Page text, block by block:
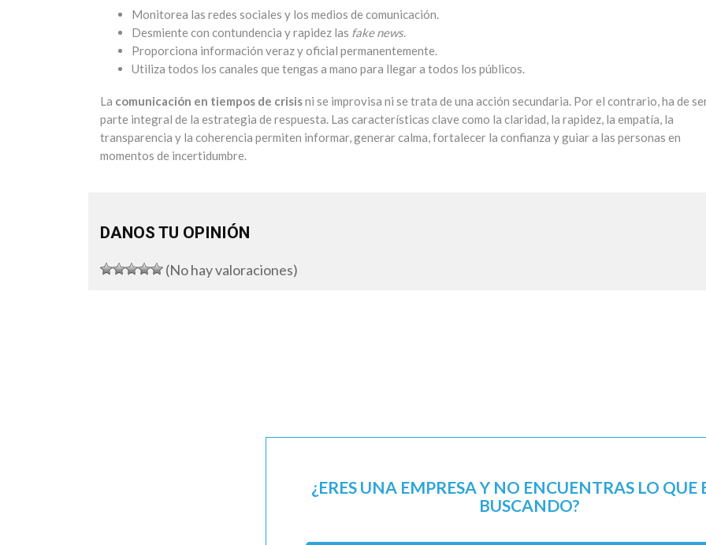
Monitorea las redes sociales y los medios de comunicación.
Desmiente con contundencia y rapidez las fake news.
Proporciona información veraz y oficial permanentemente.
Utiliza todos los canales que tengas a mano para llegar a todos los públicos.
La comunicación en tiempos de crisisni se improvisa ni se trata de una acción secundaria. Por el contrario, ha de
parte integral de la estrategia de respuesta. Las características clave como la claridad, la rapidez, la empatía, la
transparencia y la coherencia permiten informar, generar calma, fortalecer la confianza y guiar a las personas en
momentos de incertidumbre.
DANOS TU OPINIÓN
(No hay valoraciones)
¿ERES UNA EMPRESA Y NO ENCUENTRAS LO QUE
BUSCANDO?